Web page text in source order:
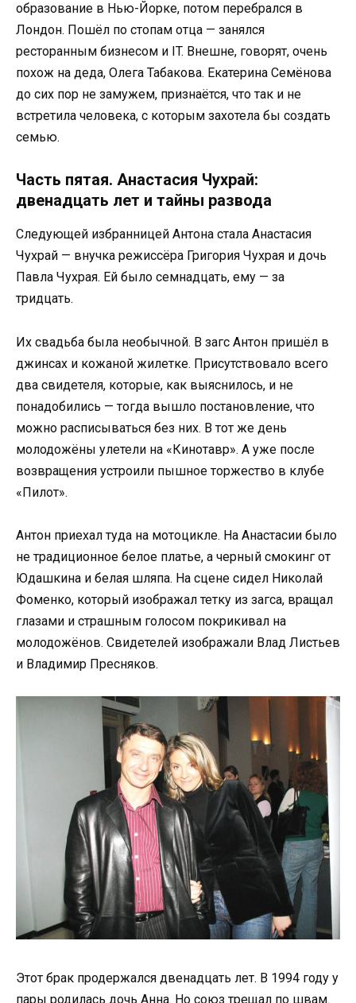
образование в Нью-Йорке, потом перебрался в
Лондон. Пошёл по стопам отца — занялся
ресторанным бизнесом и IT. Внешне, говорят, очень
похож на деда, Олега Табакова. Екатерина Семёнова
до сих пор не замужем, признаётся, что так и не
встретила человека, с которым захотела бы создать
семью.
Часть пятая. Анастасия Чухрай:
двенадцать лет и тайны развода
Следующей избранницей Антона стала Анастасия
Чухрай — внучка режиссёра Григория Чухрая и дочь
Павла Чухрая. Ей было семнадцать, ему — за
тридцать.
Их свадьба была необычной. В загс Антон пришёл в
джинсах и кожаной жилетке. Присутствовало всего
два свидетеля, которые, как выяснилось, и не
понадобились — тогда вышло постановление, что
можно расписываться без них. В тот же день
молодожёны улетели на «Кинотавр». А уже после
возвращения устроили пышное торжество в клубе
«Пилот».
Антон приехал туда на мотоцикле. На Анастасии было
не традиционное белое платье, а черный смокинг от
Юдашкина и белая шляпа. На сцене сидел Николай
Фоменко, который изображал тетку из загса, вращал
глазами и страшным голосом покрикивал на
молодожёнов. Свидетелей изображали Влад Листьев
и Владимир Пресняков.
Этот брак продержался двенадцать лет. В 1994 году у
пары родилась дочь Анна. Но союз трещал по швам.